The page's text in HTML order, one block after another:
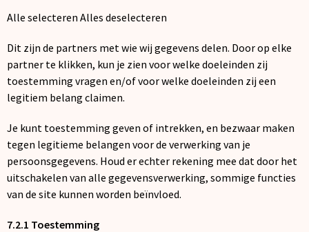
Alle selecteren Alles deselecteren
Dit zijn de partners met wie wij gegevens delen. Door op elke
partner te klikken, kun je zien voor welke doeleinden zij
toestemming vragen en/of voor welke doeleinden zij een
legitiem belang claimen.
Je kunt toestemming geven of intrekken, en bezwaar maken
tegen legitieme belangen voor de verwerking van je
persoonsgegevens. Houd er echter rekening mee dat door het
uitschakelen van alle gegevensverwerking, sommige functies
van de site kunnen worden beïnvloed.
7.2.1 Toestemming